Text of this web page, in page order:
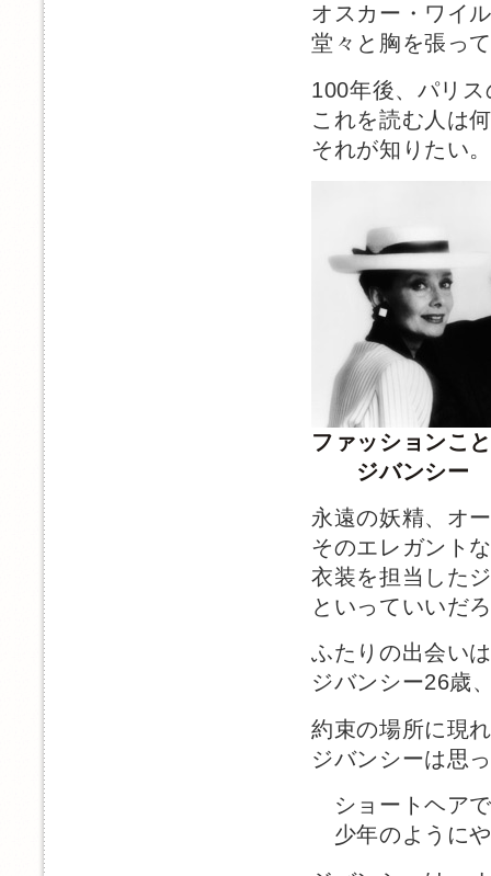
オスカー・ワイ
堂々と胸を張っ
100年後、パリ
これを読む人は
それが知りたい
ファッションこ
ジバンシー
永遠の妖精、オ
そのエレガント
衣装を担当した
といっていいだ
ふたりの出会い
ジバンシー26歳
約束の場所に現
ジバンシーは思
ショートヘア
少年のように